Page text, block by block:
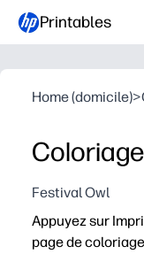
Printables
Home (domicile)>
Festival Owl
Appuyez sur
page de